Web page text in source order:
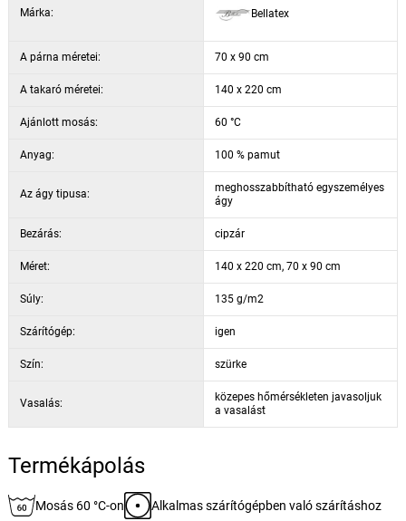
Márka: Bellatex
A párna méretei: 70 x 90 cm
A takaró méretei: 140 x 220 cm
Ajánlott mosás: 60 °C
Anyag: 100 % pamut
Az ágy tipusa:
meghosszabbítható egyszemélyes
ágy
Bezárás: cipzár
Méret: 140 x 220 cm, 70 x 90 cm
Súly: 135 g/m2
Szárítógép: igen
Szín: szürke
Vasalás:
közepes hőmérsékleten javasoljuk
a vasalást
Termékápolás
Mosás 60 °C-on Alkalmas szárítógépben való szárításhoz